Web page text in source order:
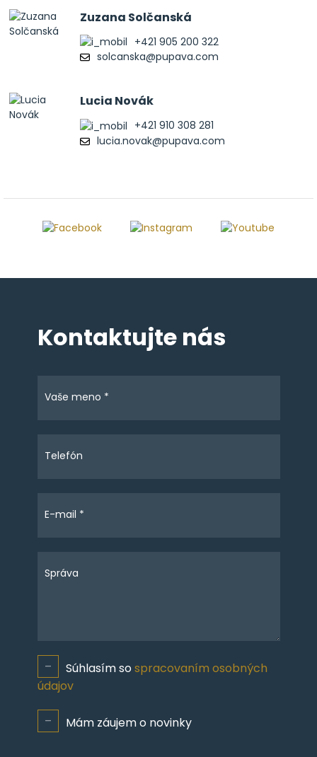
Kontaktujte nás
Vaše meno *
Telefón
E-mail *
Správa
Súhlasím sospracovaním osobných
údajov
Mám záujem o novinky
Zuzana Solčanská
+421 905 200 322
solcanska@pupava.com
Lucia Novák
+421 910 308 281
lucia.novak@pupava.com